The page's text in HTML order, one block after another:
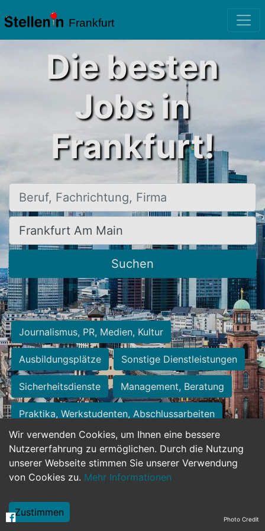
Frankfurt
Wir verwenden Cookies, um Ihnen eine bessere
Nutzererfahrung zu ermöglichen. Durch die Nutzung
unserer Webseite stimmen Sie unserer Verwendung
von Cookies zu. Mehr Informationen
Zustimmen
Die besten
Jobs in
Frankfurt!
Beruf, Fachrichtung, Firma
Ort, Stadt
Suchen
Journalismus, PR, Medien, Kultur
Ausbildungsplätze Sonstige Dienstleistungen
Sicherheitsdienste Management, Beratung
Praktika, Werkstudenten, Abschlussarbeiten
Personalwesen Assistenz, Sekretariat
Hilfskräfte, Aushilfs- und Nebenjobs
Weiterbildung, Studium, duale Ausbildung Photo Credit